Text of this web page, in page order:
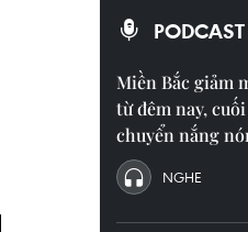
PODCAST
Miền Bắc giảm
từ đêm nay,
chuyển nắng
NGHE